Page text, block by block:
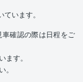
います。
確認の際は日程をご
ます。
。